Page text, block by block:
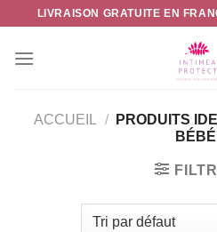
Passer
contenu
LIVRAISON GRATUITE EN
ACCUEIL /
PRODUITS